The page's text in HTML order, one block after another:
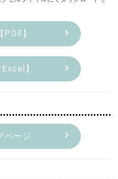
PDF】
】
ページ